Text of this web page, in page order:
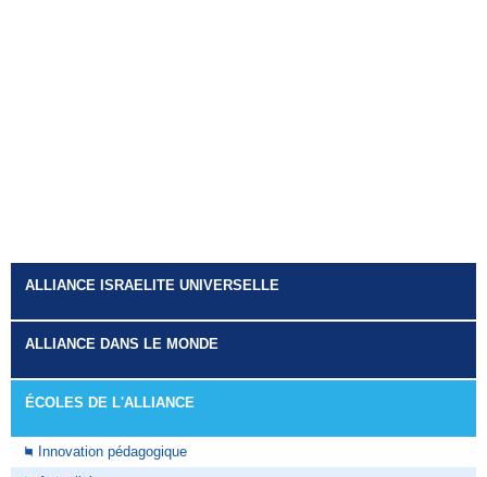
ALLIANCE ISRAELITE UNIVERSELLE
ALLIANCE DANS LE MONDE
ÉCOLES DE L'ALLIANCE
Innovation pédagogique